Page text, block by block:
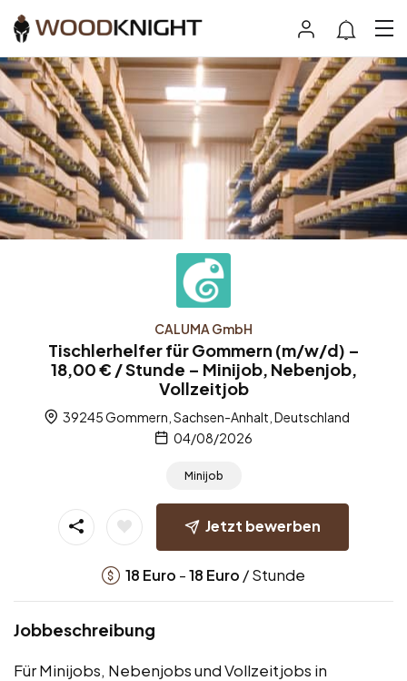
CALUMA GmbH
Tischlerhelfer für Gommern (m/w/d) –
18,00 € / Stunde – Minijob, Nebenjob,
Vollzeitjob
39245 Gommern, Sachsen-Anhalt, Deutschland
04/08/2026
Minijob
Jetzt bewerben
18 Euro -18 Euro / Stunde
Jobbeschreibung
Für Minijobs, Nebenjobs und Vollzeitjobs in